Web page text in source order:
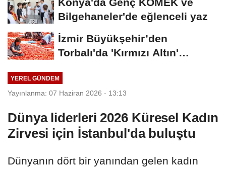
Konya'da Genç KOMEK ve
Bilgehaneler'de eğlenceli yaz
İzmir Büyükşehir’den
Torbalı'da 'Kırmızı Altın'
YEREL GÜNDEM
Yayınlanma: 07 Haziran 2026 - 13:13
Dünya liderleri 2026 Küresel Kadın
Zirvesi için İstanbul'da buluştu
Dünyanın dört bir yanından gelen kadın